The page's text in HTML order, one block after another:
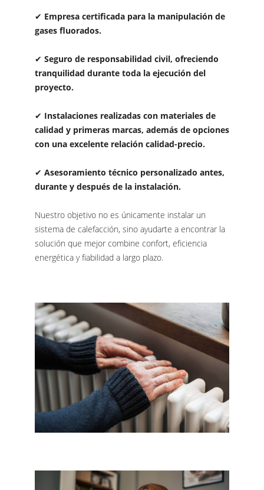
✔ Empresa certificada para la manipulación de
gases fluorados.
✔ Seguro de responsabilidad civil, ofreciendo
tranquilidad durante toda la ejecución del
proyecto.
✔ Instalaciones realizadas con materiales de
calidad y primeras marcas, además de opciones
con una excelente relación calidad-precio.
✔ Asesoramiento técnico personalizado antes,
durante y después de la instalación.
Nuestro objetivo no es únicamente instalar un
sistema de calefacción, sino ayudarte a encontrar la
solución que mejor combine confort, eficiencia
energética y fiabilidad a largo plazo.